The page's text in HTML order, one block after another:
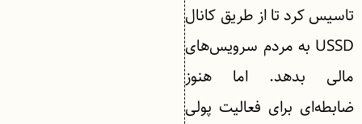
تاسیس کرد تا از طریق کانال
USSD به مردم سرویس‌های
مالی بدهد. اما هنوز
ضابطه‌ای برای فعالیت پولی